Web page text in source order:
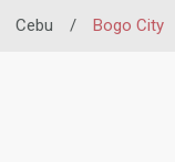
Cebu / Bogo City